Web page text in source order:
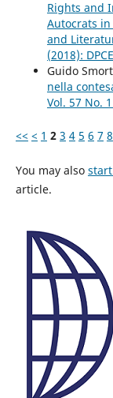
Rights and
Autocrats
and
(2018):
Guido
nella
Vol. 57 No.
<< < 1 2 3 4 5 6 7 8
You may also
article.